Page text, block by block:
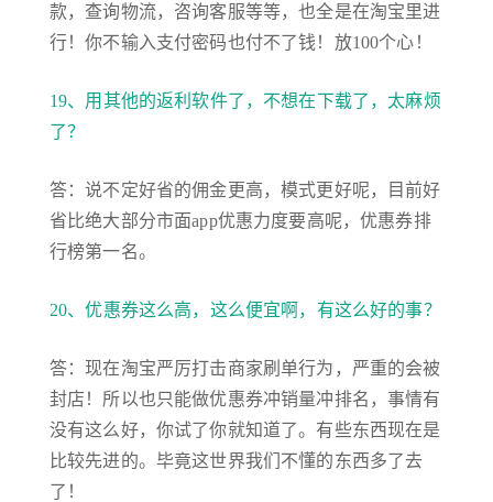
款，查询物流，咨询客服等等，也全是在淘宝里进
行！你不输入支付密码也付不了钱！放100个心！
19、用其他的返利软件了，不想在下载了，太麻烦
了？
答：说不定好省的佣金更高，模式更好呢，目前好
省比绝大部分市面app优惠力度要高呢，优惠券排
行榜第一名。
20、优惠券这么高，这么便宜啊，有这么好的事？
答：现在淘宝严厉打击商家刷单行为，严重的会被
封店！所以也只能做优惠券冲销量冲排名，事情有
没有这么好，你试了你就知道了。有些东西现在是
比较先进的。毕竟这世界我们不懂的东西多了去
了！